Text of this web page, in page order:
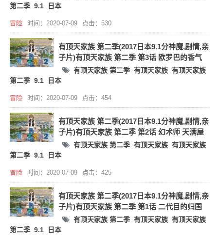
第二季 9.1 日本
冒险 时间：2020-07-09 点击：530
有顶天家族 第二季(2017日本9.1分神魔,剧情,亲
子片)有顶天家族 第二季 第3话 欧罗巴的香气
有顶天家族 第二季 有顶天家族 有顶天家族
第二季 9.1 日本
冒险 时间：2020-07-09 点击：454
有顶天家族 第二季(2017日本9.1分神魔,剧情,亲
子片)有顶天家族 第二季 第2话 幻术师 天满屋
有顶天家族 第二季 有顶天家族 有顶天家族
第二季 9.1 日本
冒险 时间：2020-07-09 点击：425
有顶天家族 第二季(2017日本9.1分神魔,剧情,亲
子片)有顶天家族 第二季 第1话 二代目的归国
有顶天家族 第二季 有顶天家族 有顶天家族
第二季 9.1 日本